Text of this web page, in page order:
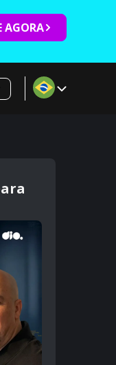
AGORA